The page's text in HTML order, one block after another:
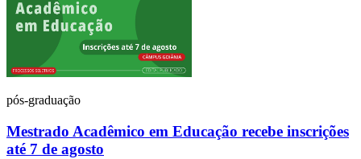
pós-graduação
Mestrado Acadêmico em Educação recebe inscrições
até 7 de agosto